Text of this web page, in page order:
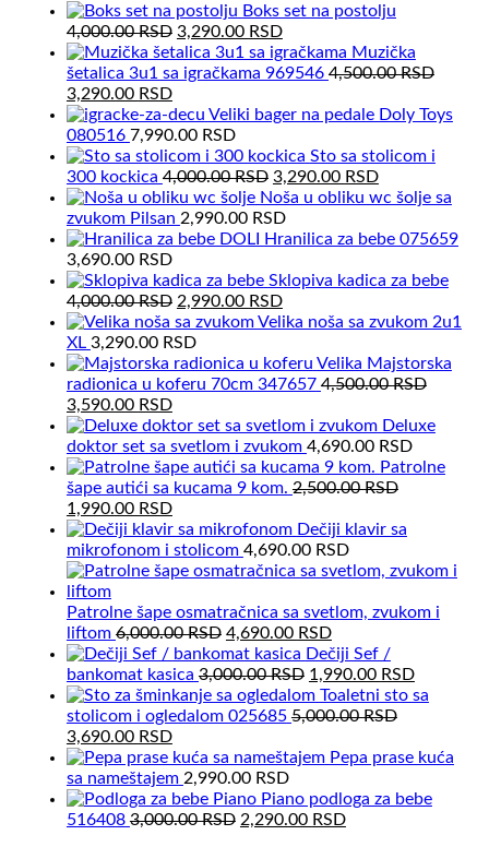
Boks set na postolju
4,000.00RSD Original
price
was:
3,290.00 RSDCurrent
price
is:
Muzička
šetalica 3u1 sa igračkama 969546 4,500.00RSD
Original
price
was:
4,500.00 RSD.
3,290.00 RSDCurrent
price
is:
3,290.00 RSD.
Veliki bager na pedale Doly Toys
080516 7,990.00 RSD
Sto sa stolicom i
300 kockica 4,000.00RSD Original
price
was:
4,000.00 RSD.
3,290.00 RSDCurrent
price
3,290.00 RSD.
Noša u obliku wc šolje sa
zvukom Pilsan 2,990.00 RSD
Hranilica za bebe 075659
3,690.00 RSD
Sklopiva kadica za bebe
4,000.00RSD Original
price
was:
4,000.00 RSD.
2,990.00 RSDCurrent
price
2,990.00 RSD.
Velika noša sa zvukom 2u1
XL 3,290.00 RSD
Velika Majstorska
radionica u koferu 70cm 347657 4,500.00RSD
Original
price
was:
4,500.00 RSD.
3,590.00 RSDCurrent
price
is:
3,590.00 RSD.
Deluxe
doktor set sa svetlom i zvukom 4,690.00 RSD
Patrolne
šape autići sa kucama 9 kom. 2,500.00RSD
Original
price
was:
2,500.00 RSD.
1,990.00 RSDCurrent
price
is:
1,990.00 RSD.
Dečiji klavir sa
mikrofonom i stolicom 4,690.00 RSD
Patrolne šape osmatračnica sa svetlom, zvukom i
liftom 6,000.00RSD Original
price
was:
6,000.00 RSD.
4,690.00 RSDCurrent
price
is:
4,690.00 RSD.
Dečiji Sef /
bankomat kasica 3,000.00RSD Original
price
was:
1,990.00 RSDCurrent
price
Toaletni sto sa
stolicom i ogledalom 025685 5,000.00RSD
Original
price
was:
5,000.00 RSD.
3,690.00 RSDCurrent
price
is:
3,690.00 RSD.
Pepa prase kuća
sa nameštajem 2,990.00 RSD
Piano podloga za bebe
516408 3,000.00RSD Original
2,290.00 RSDCurrent